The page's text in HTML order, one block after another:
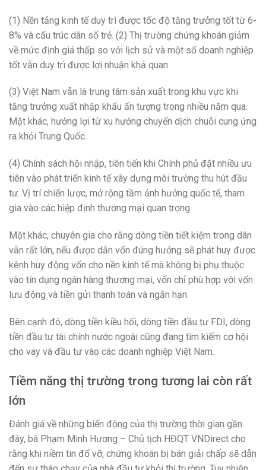
(1) Nền tảng kinh tế duy trì được tốc độ tăng trưởng tốt từ 6-
8% và cấu trúc dân số trẻ. (2) Thị trường chứng khoán giảm
về mức định giá thấp so với lịch sử và một số doanh nghiệp
tốt vẫn duy trì được lợi nhuận khả quan.
(3) Việt Nam vẫn là trung tâm sản xuất trong khu vực khi
tăng trưởng xuất nhập khẩu ấn tượng trong nhiều năm qua.
Mặt khác, hưởng lợi từ xu hướng chuyển dịch chuỗi cung ứng
ra khỏi Trung Quốc.
(4) Chính sách hội nhập, tiên tiến khi Chính phủ đặt nhiều ưu
tiên vào phát triển kinh tế xây dựng môi trường thu hút đầu
tư. Vị trí chiến lược, mở rộng tầm ảnh hưởng quốc tế, tham
gia vào các hiệp định thương mại quan trọng.
Mặt khác, chuyên gia cho rằng dòng tiền tiết kiệm trong dân
vẫn rất lớn, nếu được dẫn vốn đúng hướng sẽ phát huy được
kênh huy động vốn cho nền kinh tế mà không bị phụ thuộc
vào tín dụng ngân hàng thương mại, vốn chỉ phù hợp với vốn
lưu động và tiền gửi thanh toán và ngắn hạn.
Bên cạnh đó, dòng tiền kiều hối, dòng tiền đầu tư FDI, dòng
tiền đầu tư tài chính nước ngoài cũng đang tìm kiếm cơ hội
cho vay và đầu tư vào các doanh nghiệp Việt Nam.
Tiềm năng thị trường trong tương lai còn rất
lớn
Đánh giá về những biến động của thị trường thời gian gần
đây, bà Phạm Minh Hương – Chủ tịch HĐQT VNDirect cho
rằng khi niềm tin đổ vỡ, chứng khoán bị bán giải chấp sẽ dẫn